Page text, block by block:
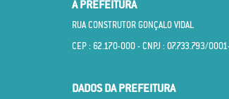
A PREFEITURA
RUA CONSTRUTOR GONÇALO VIDAL
CEP : 62.170­-000 - CNPJ : 07.733.793/
DADOS DA PREFEITURA